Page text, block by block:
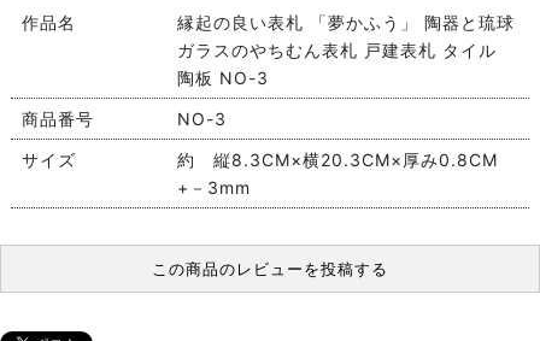
作品名
縁起の良い表札 「夢かふう」 陶器と琉球
ガラスのやちむん表札 戸建表札 タイル
陶板 NO-3
商品番号
NO-3
サイズ
約 縦8.3CM×横20.3CM×厚み0.8CM
+－3mm
この商品のレビューを投稿する